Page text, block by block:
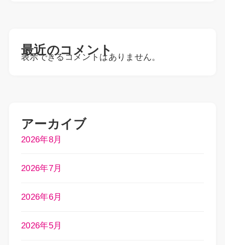
最近のコメント
表示できるコメントはありません。
アーカイブ
2026年8月
2026年7月
2026年6月
2026年5月